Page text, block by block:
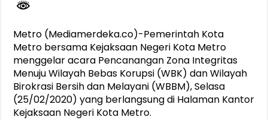
Ketua PMI Provinsi Lampung Lantik Pengurus PMI Lampung
Metro (Mediamerdeka.co)-Pemerintah Kota
Metro bersama Kejaksaan Negeri Kota Metro
menggelar acara Pencanangan Zona Integritas
Menuju Wilayah Bebas Korupsi (WBK) dan Wilayah
Birokrasi Bersih dan Melayani (WBBM), Selasa
(25/02/2020) yang berlangsung di Halaman Kantor
Kejaksaan Negeri Kota Metro.